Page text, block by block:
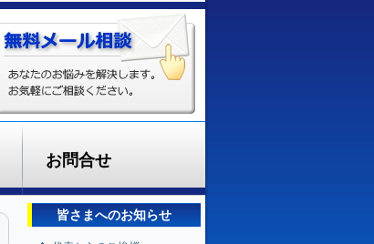
お問合せ
皆さまへのお知らせ